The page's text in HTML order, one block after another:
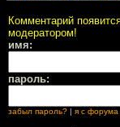
Комментарий
модератором!
имя:
пароль:
забыл пароль? я с форума